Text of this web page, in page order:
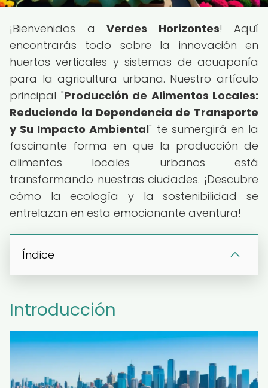
¡Bienvenidos a Verdes Horizontes! Aquí
encontrarás todo sobre la innovación en
huertos verticales y sistemas de acuaponía
para la agricultura urbana. Nuestro artículo
principal "Producción de Alimentos Locales:
Reduciendo la Dependencia de Transporte
y Su Impacto Ambiental" te sumergirá en la
fascinante forma en que la producción de
alimentos locales urbanos está
transformando nuestras ciudades. ¡Descubre
cómo la ecología y la sostenibilidad se
entrelazan en esta emocionante aventura!
Índice
Introducción